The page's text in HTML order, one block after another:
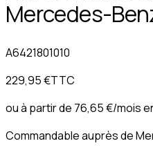
Mercedes-
A6421801010
229,95 €TTC
ou à partir de 76,65 €/mois
Commandable auprès de